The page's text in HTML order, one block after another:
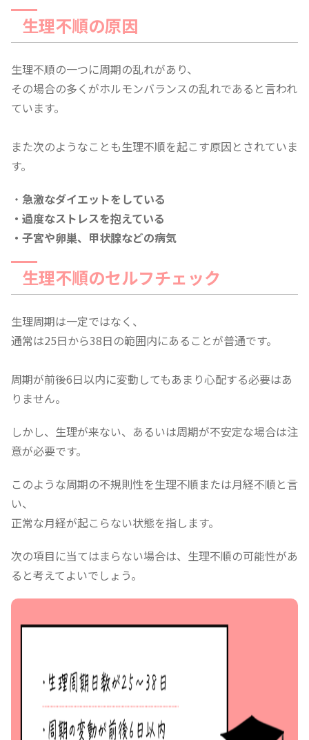
生理不順の原因
生理不順の一つに周期の乱れがあり、
その場合の多くがホルモンバランスの乱れであると言われ
ています。
また次のようなことも生理不順を起こす原因とされていま
す。
・ 急激なダイエットをしている
・過度なストレスを抱えている
・子宮や卵巣、甲状腺などの病気
生理不順のセルフチェック
生理周期は一定ではなく、
通常は25日から38日の範囲内にあることが普通です。
周期が前後6日以内に変動してもあまり心配する必要はあ
りません。
しかし、生理が来ない、あるいは周期が不安定な場合は注
意が必要です。
このような周期の不規則性を生理不順または月経不順と言
い、
正常な月経が起こらない状態を指します。
次の項目に当てはまらない場合は、生理不順の可能性があ
ると考えてよいでしょう。